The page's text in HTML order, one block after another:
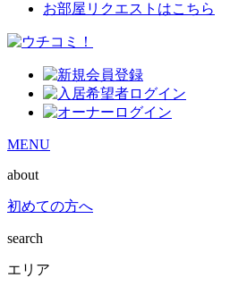
お部屋リクエストはこちら
MENU
about
初めての方へ
search
エリア